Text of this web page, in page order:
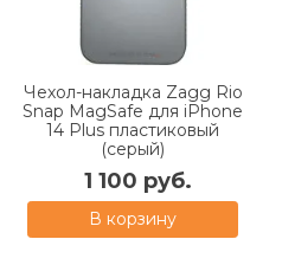
Чехол-накладка Zagg Rio
Snap MagSafe для iPhone
14 Plus пластиковый
(серый)
1 100 руб.
В корзину